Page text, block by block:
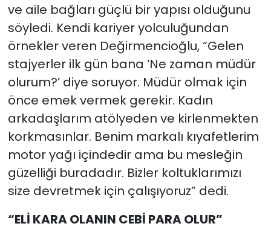
ve aile bağları güçlü bir yapısı olduğunu
söyledi. Kendi kariyer yolculuğundan
örnekler veren Değirmencioğlu, “Gelen
stajyerler ilk gün bana ‘Ne zaman müdür
olurum?’ diye soruyor. Müdür olmak için
önce emek vermek gerekir. Kadın
arkadaşlarım atölyeden ve kirlenmekten
korkmasınlar. Benim markalı kıyafetlerim
motor yağı içindedir ama bu mesleğin
güzelliği buradadır. Bizler koltuklarımızı
size devretmek için çalışıyoruz” dedi.
“ELİ KARA OLANIN CEBİ PARA OLUR”